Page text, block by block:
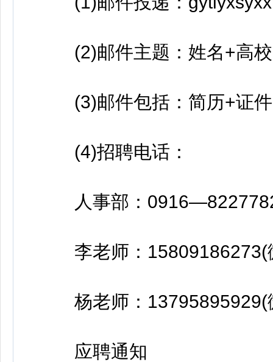
(2)邮件主题：姓名+高校
(3)邮件包括：简历+证件
(4)招聘电话：
人事部：
李老师：15809186273(
杨老师：13795895929(
应聘通知